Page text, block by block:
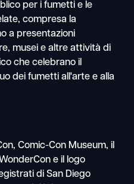
per i fumetti e le
compresa la
a presentazioni
musei e altre attività di
che celebrano il
dei fumetti all'arte e alla
Comic-Con Museum, il
e il logo
di San Diego